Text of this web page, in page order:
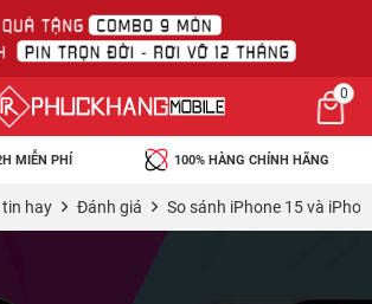
0
MIỄN PHÍ 100% HÀNG CHÍNH HÃNG
hay Đánh giá So sánh iPhone 15 và